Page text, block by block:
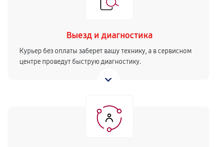
Выезд и диагностика
Курьер без оплаты заберет вашу технику, а в сервисном
центре проведут быструю диагностику.